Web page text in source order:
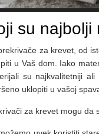
su najbolji
za krevet, od
u Vaš dom. Iako
su najkvalitetniji
uklopiti u vašoj
za krevet mogu da